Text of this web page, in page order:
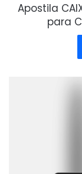
Apostila
para